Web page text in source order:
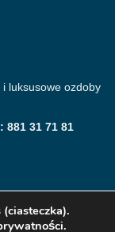
luksusowe ozdoby
881 31 71 81